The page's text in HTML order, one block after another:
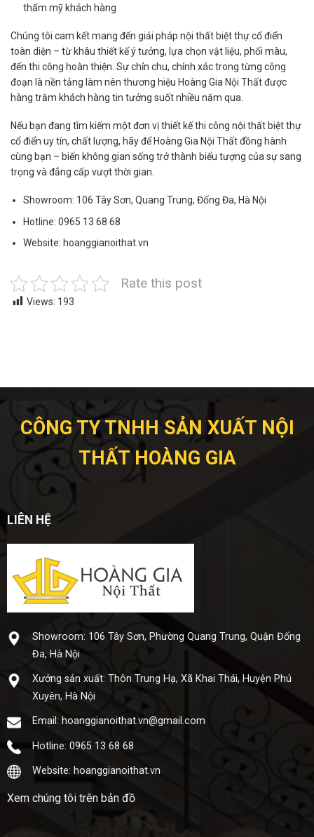
thẩm mỹ khách hàng
Chúng tôi cam kết mang đến giải pháp nội thất biệt thự cổ điển
toàn diện – từ khâu thiết kế ý tưởng, lựa chọn vật liệu, phối màu,
đến thi công hoàn thiện. Sự chỉn chu, chính xác trong từng công
đoạn là nền tảng làm nên thương hiệu Hoàng Gia Nội Thất được
hàng trăm khách hàng tin tưởng suốt nhiều năm qua.
Nếu bạn đang tìm kiếm một đơn vị thiết kế thi công nội thất biệt thự
cổ điển uy tín, chất lượng, hãy để Hoàng Gia Nội Thất đồng hành
cùng bạn – biến không gian sống trở thành biểu tượng của sự sang
trọng và đẳng cấp vượt thời gian.
Showroom: 106 Tây Sơn, Quang Trung, Đống Đa, Hà Nội
Hotline: 0965 13 68 68
Website: hoanggianoithat.vn
Rate this post
Views: 193
CÔNG TY TNHH SẢN XUẤT NỘI
THẤT HOÀNG GIA
LIÊN HỆ
Showroom: 106 Tây Sơn, Phường Quang Trung, Quận Đống
Đa, Hà Nội
Xưở​ng sả​n xuấ​t: Thôn Trung Hạ, Xã Khai Thái, Huyện Phú
Xuyên, Hà Nội
Email: hoanggianoithat.vn@gmail.com
Hotline: 0965 13 68 68
Website: hoanggianoithat.vn
Xem chúng tôi trên bản đồ